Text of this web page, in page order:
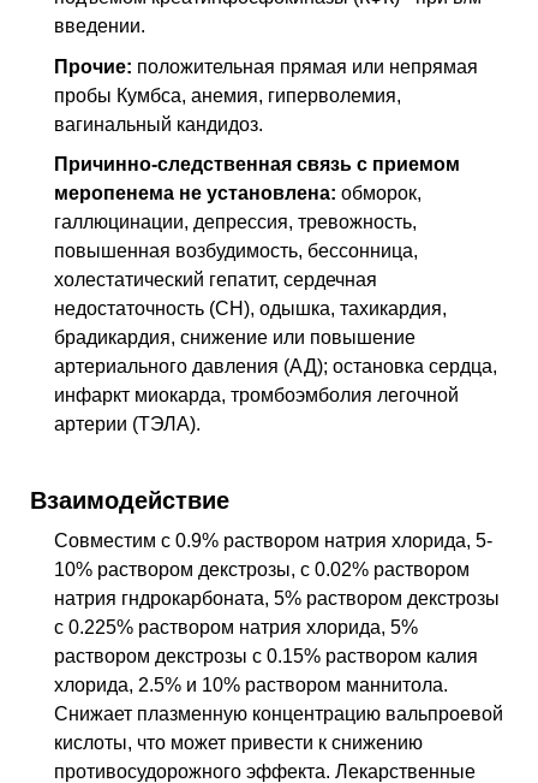
введении.
Прочие: положительная прямая или непрямая
пробы Кумбса, анемия, гиперволемия,
вагинальный кандидоз.
Причинно-следственная связь с приемом
меропенема не установлена: обморок,
галлюцинации, депрессия, тревожность,
повышенная возбудимость, бессонница,
холестатический гепатит, сердечная
недостаточность (СН), одышка, тахикардия,
брадикардия, снижение или повышение
артериального давления (АД); остановка сердца,
инфаркт миокарда, тромбоэмболия легочной
артерии (ТЭЛА).
Взаимодействие
Совместим с 0.9% раствором натрия хлорида, 5-
10% раствором декстрозы, с 0.02% раствором
натрия гндрокарбоната, 5% раствором декстрозы
с 0.225% раствором натрия хлорида, 5%
раствором декстрозы с 0.15% раствором калия
хлорида, 2.5% и 10% раствором маннитола.
Снижает плазменную концентрацию вальпроевой
кислоты, что может привести к снижению
противосудорожного эффекта. Лекарственные